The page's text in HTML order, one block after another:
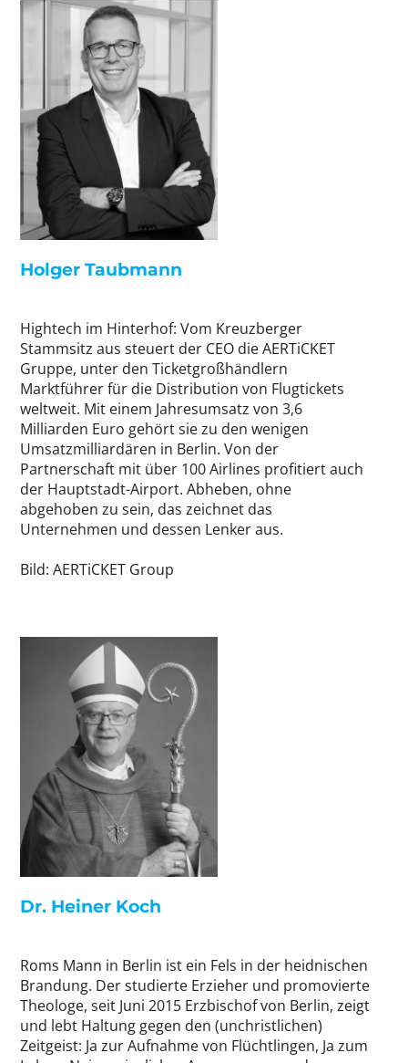
Holger Taubmann
Hightech im Hinterhof: Vom Kreuzberger
Stammsitz aus steuert der CEO die AERTiCKET
Gruppe, unter den Ticketgroßhändlern
Marktführer für die Distribution von Flugtickets
weltweit. Mit einem Jahresumsatz von 3,6
Milliarden Euro gehört sie zu den wenigen
Umsatzmilliardären in Berlin. Von der
Partnerschaft mit über 100 Airlines profitiert auch
der Hauptstadt-Airport. Abheben, ohne
abgehoben zu sein, das zeichnet das
Unternehmen und dessen Lenker aus.
Bild: AERTiCKET Group
Dr. Heiner Koch
Roms Mann in Berlin ist ein Fels in der heidnischen
Brandung. Der studierte Erzieher und promovierte
Theologe, seit Juni 2015 Erzbischof von Berlin, zeigt
und lebt Haltung gegen den (unchristlichen)
Zeitgeist: Ja zur Aufnahme von Flüchtlingen, Ja zum